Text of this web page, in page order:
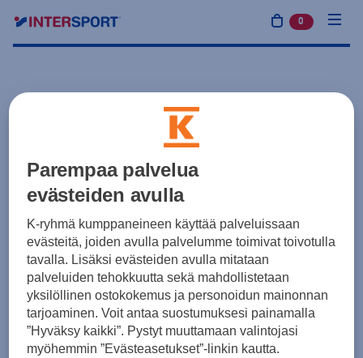
0 tuotetta
Parempaa palvelua
evästeiden avulla
K-ryhmä kumppaneineen käyttää palveluissaan
evästeitä, joiden avulla palvelumme toimivat toivotulla
tavalla. Lisäksi evästeiden avulla mitataan
palveluiden tehokkuutta sekä mahdollistetaan
yksilöllinen ostokokemus ja personoidun mainonnan
tarjoaminen. Voit antaa suostumuksesi painamalla
”Hyväksy kaikki”. Pystyt muuttamaan valintojasi
myöhemmin ”Evästeasetukset”-linkin kautta.